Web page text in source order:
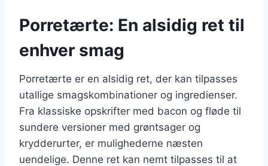
Porretærte: En alsidig ret til
enhver smag
Porretærte er en alsidig ret, der kan tilpasses
utallige smagskombinationer og ingredienser.
Fra klassiske opskrifter med bacon og fløde til
sundere versioner med grøntsager og
krydderurter, er mulighederne næsten
uendelige. Denne ret kan nemt tilpasses til at